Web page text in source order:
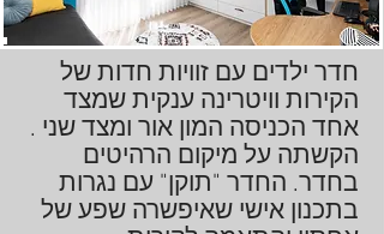
חדר ילדים עם זוויות חדות של
הקירות וויטרינה ענקית שמצד
אחד הכניסה המון אור ומצד שני .
הקשתה על מיקום הרהיטים
בחדר. החדר "תוקן" עם נגרות
בתכנון אישי שאיפשרה שפע של